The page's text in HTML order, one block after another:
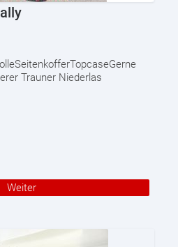
Trauner Niederlas
Weiter